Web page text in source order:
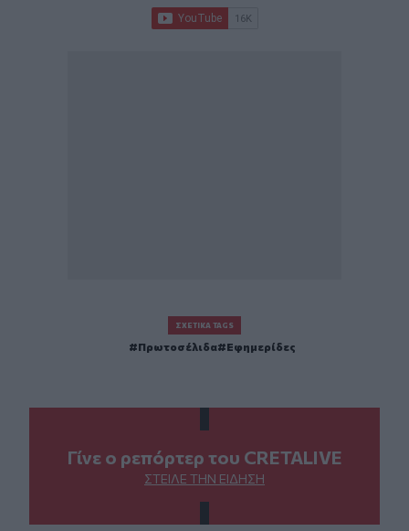
ΣΧΕΤΙΚΆ TAGS
Πρωτοσέλιδα Εφημερίδες
Γίνε ο ρεπόρτερ του CRETALIVE
ΣΤΕΊΛΕ ΤΗΝ ΕΊΔΗΣΗ